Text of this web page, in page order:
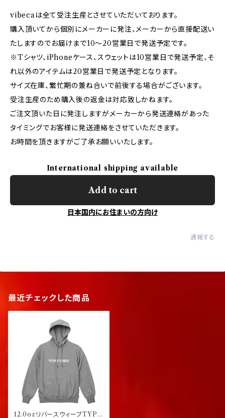
vibecaは全て受注生産とさせていただいております。
購入頂いてから個別にメーカーに発注、メーカーから直接配送い
たしますのでお届けまで10〜20営業日で発送予定です。
※Tシャツ、iPhoneケース、スウェットは10営業日で発送予定、そ
れ以外のアイテムは20営業日で発送予定となります。
サイズ在庫、繁忙期の兼ね合いで前後する場合がございます。
受注生産のため購入後の返金は対応致しかねます。
ご注文頂いた日に発注しますがメーカーから発送連絡があった
タイミングでお客様に発送連絡をさせていただきます。
お時間を頂きますがご了承お願いいたします。
International shipping available
Add to cart
日本国内にお住まいの方向け
通報する
最近チェックした商品
12.0ozリバースウィーブTYPE